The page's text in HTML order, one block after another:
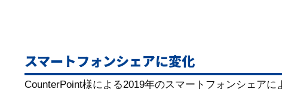
スマートフォンシェアに変化
CounterPoint様による2019年のスマートフォンシェアに